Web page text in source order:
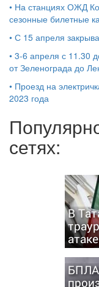
• На станциях ОЖД
сезонные билетные
• С 15 апреля
• 3-6 апреля с 11.30
от Зеленограда до
• Проезд на
2023 года
сетях:
В
БПЛА